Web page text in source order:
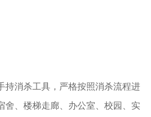
持消杀工具，严格按照消杀流程进
舍、楼梯走廊、办公室、校园、实